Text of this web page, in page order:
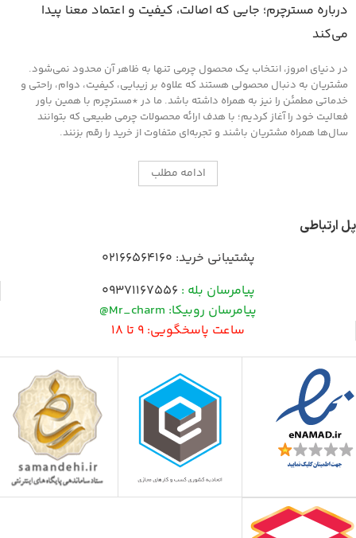
درباره مسترچرم؛ جایی که اصالت، کیفیت و اعتماد معنا پیدا
می‌کند
در دنیای امروز، انتخاب یک محصول چرمی تنها به ظاهر آن محدود نمی‌شود.
مشتریان به دنبال محصولی هستند که علاوه بر زیبایی، کیفیت، دوام، راحتی و
خدماتی مطمئن را نیز به همراه داشته باشد. ما در *مسترچرم با همین باور
فعالیت خود را آغاز کردیم؛ با هدف ارائه محصولات چرمی طبیعی که بتوانند
سال‌ها همراه مشتریان باشند و تجربه‌ای متفاوت از خرید را رقم بزنند.
ادامه مطلب
پل ارتباطی
پشتیبانی خرید: 02166564160
پیامرسان بله : 09371167556
پیامرسان روبیکا: Mr_charm@
ساعت پاسخگویی: 9 تا 18